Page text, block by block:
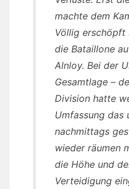
machte dem
Völlig erschöpft
die Bataillone
Alnloy. Bei der
Gesamtlage –
Division hatte
Umfassung das
nachmittags
wieder räumen
die Höhe und
Verteidigung